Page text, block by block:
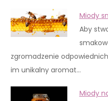
Miody
Aby
zgromadzenie
im unikalny aromat…
Miody